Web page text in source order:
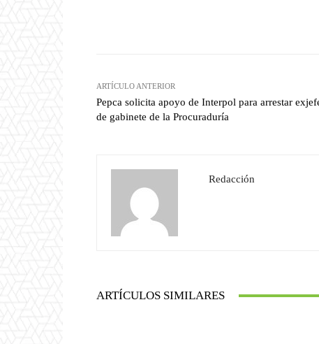
ARTÍCULO ANTERIOR
Pepca solicita apoyo de Interpol para arrestar
de gabinete de la Procuraduría
Redacción
ARTÍCULOS SIMILARES